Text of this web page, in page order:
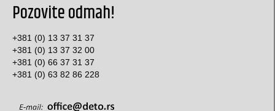
Kutije za internet prodaju
šestougaone kutije
Specijalne koverte
Pozovite odmah!
+381 (0) 13 37 31 37
+381 (0) 13 37 32 00
+381 (0) 66 37 31 37
+381 (0) 63 82 86 228